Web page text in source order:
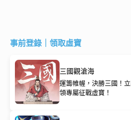
事前登錄｜領取虛寶
三國觀滄海
運籌帷幄，決勝三國！
領專屬征戰虛寶！